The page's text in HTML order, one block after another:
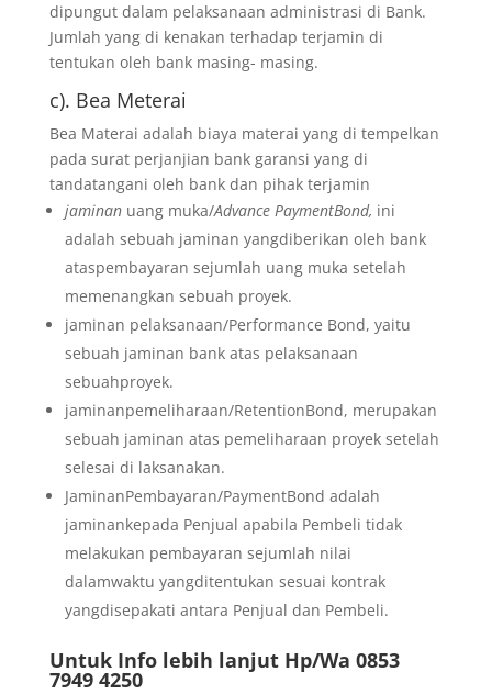
dipungut dalam pelaksanaan administrasi di Bank.
Jumlah yang di kenakan terhadap terjamin di
tentukan oleh bank masing- masing.
c). Bea Meterai
Bea Materai adalah biaya materai yang di tempelkan
pada surat perjanjian bank garansi yang di
tandatangani oleh bank dan pihak terjamin
jaminan uang muka/Advance PaymentBond, ini
adalah sebuah jaminan yangdiberikan oleh bank
ataspembayaran sejumlah uang muka setelah
memenangkan sebuah proyek.
jaminan pelaksanaan/Performance Bond, yaitu
sebuah jaminan bank atas pelaksanaan
sebuahproyek.
jaminanpemeliharaan/RetentionBond, merupakan
sebuah jaminan atas pemeliharaan proyek setelah
selesai di laksanakan.
JaminanPembayaran/PaymentBond adalah
jaminankepada Penjual apabila Pembeli tidak
melakukan pembayaran sejumlah nilai
dalamwaktu yangditentukan sesuai kontrak
yangdisepakati antara Penjual dan Pembeli.
Untuk Info lebih lanjut Hp/Wa 0853
7949 4250